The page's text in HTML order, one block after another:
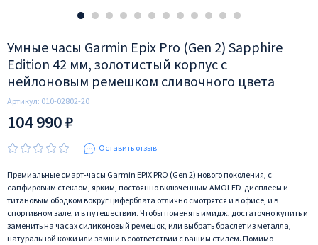
Умные часы Garmin Epix Pro (Gen 2) Sapphire
Edition 42 мм, золотистый корпус с
нейлоновым ремешком сливочного цвета
Артикул: 010-02802-20
104 990 ₽
Оставить отзыв
Премиальные смарт-часы Garmin EPIX PRO (Gen 2) нового поколения, с
сапфировым стеклом, ярким, постоянно включенным AMOLED-дисплеем и
титановым ободком вокруг циферблата отлично смотрятся и в офисе, и в
спортивном зале, и в путешествии. Чтобы поменять имидж, достаточно купить и
заменить на часах силиконовый ремешок, или выбрать браслет из металла,
натуральной кожи или замши в соответствии с вашим стилем. Помимо